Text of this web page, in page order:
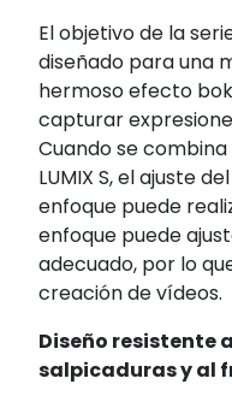
El objetivo de la
diseñado para una
hermoso efecto
capturar
Cuando se
LUMIX S, el ajuste
enfoque puede
enfoque puede
adecuado, por lo
creación de vídeos.
Diseño resistente
salpicaduras y al